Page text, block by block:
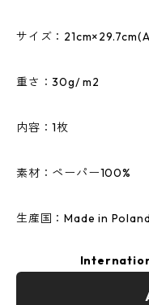
サイズ：
重さ：30g/ m2
内容：1枚
素材：ペーパー100%
生産国：Made in